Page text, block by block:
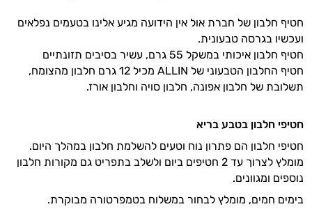
אמינו
רטבים
ממרחים
ומזון
ויטמינים
לספורטאים
חטיף חלבון של חברת אול אין הידועה מגיע אלינו בטעמים נפלאים
ועכשיו בגרסה טבעונית.
חטיף חלבון איכותי במשקל 55 גרם, עשיר בסיבים תזונתיים
חטיף החלבון הטבעוני של ALLIN מכיל 12 גרם חלבון מהצומח,
תשלובת של חלבון אפונה, חלבון סויה וחלבון אורז.
חטיפי חלבון בטבע בריא
חטיפי חלבון הם פתרון נוח וטעים להשלמת חלבון במהלך היום.
מומלץ לצרוך עד 2 חטיפים ביום ולשלב בתפריט גם מקורות חלבון
נוספים ומגוונים.
בימים חמים, מומלץ לבחור במשלוח בטמפרטורה מבוקרת.